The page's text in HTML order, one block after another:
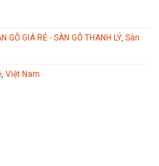
GỖ GIÁ RẺ - SÀN GỖ THANH LÝ, Sàn
, Việt Nam